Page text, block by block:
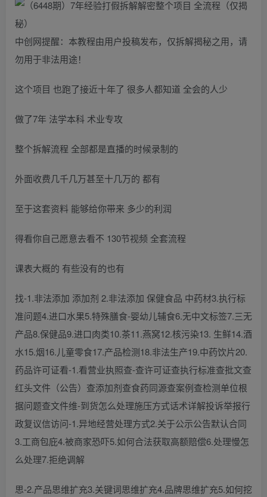
中创网提醒：本教程由用户投稿发布，仅拆解揭秘之用，请
勿用于非法用途！
这个项目 也跑了接近十年了 很多人都知道 全会的人少
做了7年 法学本科 术业专攻
整个拆解流程 全部都是直播的时候录制的
外面收费几千几万甚至十几万的 都有
至于这套资料 能够给你带来 多少的利润
得看你自己愿意去看不 130节视频 全套流程
课表大概的 有些没有的也有
找-1.非法添加 添加剂 2.非法添加 保健食品 中药材3.执行标
准问题4.进口水果5.特殊膳食-婴幼儿辅食6.无中文标签7.三无
产品8.保健品9.进口肉类10.茶11.燕窝12.核污染13. 生鲜14.酒
水15.烟16.儿童零食17.产品检测18.非法生产19.中药饮片20.
药品许可证看-1.看营业执照查-查许可证查执行标准查批文查
红头文件（公告）查添加剂查食药同源查案例查检测单位根
据问题查文件维-到货怎么处理施压方式话术详解投诉举报行
政复议信访问-1.异地经营处理方式2.关于公示公告默认合同
3.工商包庇4.被商家恐吓5.如何合法获取高额赔偿6.处理慢怎
么处理7.拒绝调解
思-2.产品思维扩充3.关键词思维扩充4.品牌思维扩充5.如何挖